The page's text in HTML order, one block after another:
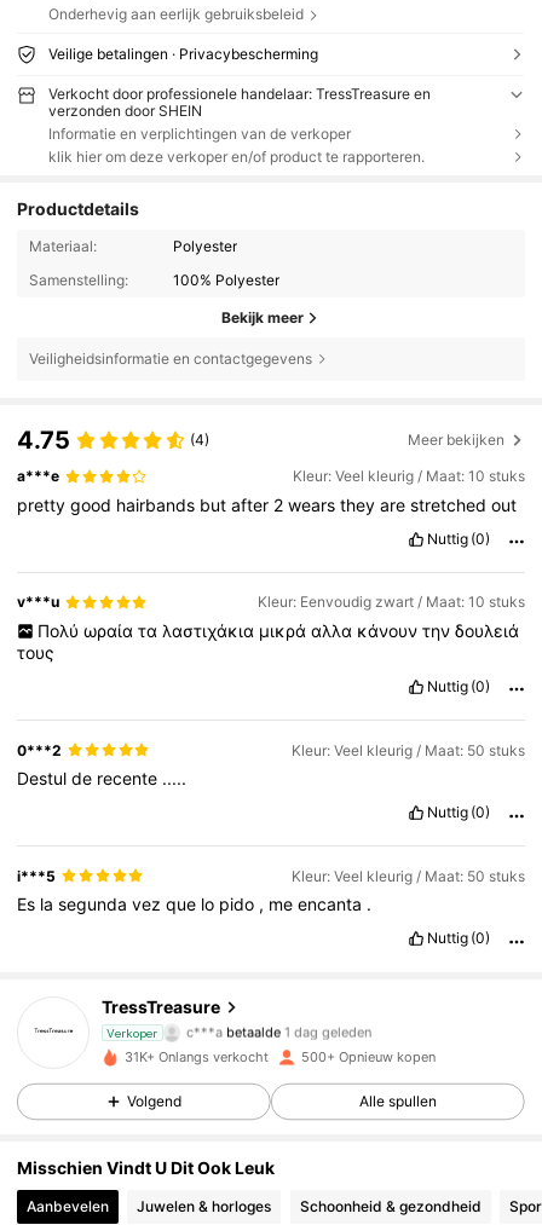
Onderhevig aan eerlijk gebruiksbeleid
Veilige betalingen · Privacybescherming
Verkocht door professionele handelaar: TressTreasure en
verzonden door SHEIN
Informatie en verplichtingen van de verkoper
klik hier om deze verkoper en/of product te rapporteren.
Productdetails
Materiaal:
Polyester
Samenstelling:
100% Polyester
Bekijk meer
Veiligheidsinformatie en contactgegevens
4.75 (4) Meer bekijken
a***e Kleur: Veel kleurig / Maat: 10 stuks
prettygood hairbands butafter 2wearstheyarestretchedout
Nuttig (0)
v***u Kleur: Eenvoudig zwart / Maat: 10 stuks
Πολύ ωραία τα λαστιχάκια μικρά αλλα κάνουν την δουλειά
τους
Nuttig (0)
0***2 Kleur: Veel kleurig / Maat: 50 stuks
Destulde recente .....
Nuttig (0)
i***5 Kleur: Veel kleurig / Maat: 50 stuks
Es lasegundavezque lo pido , meencanta .
Nuttig (0)
TressTreasure
Verkoper
c***a betaalde
d***igevolgd1 dag geleden
4.74
63 Volgers
4.74 63 Volgers
4.74 63 Volgers
31K+ Onlangs verkocht 500+ Opnieuw kopen
Volgend Alle spullen
Misschien Vindt U Dit Ook Leuk
Aanbevelen Juwelen & horloges Schoonheid & gezondheid